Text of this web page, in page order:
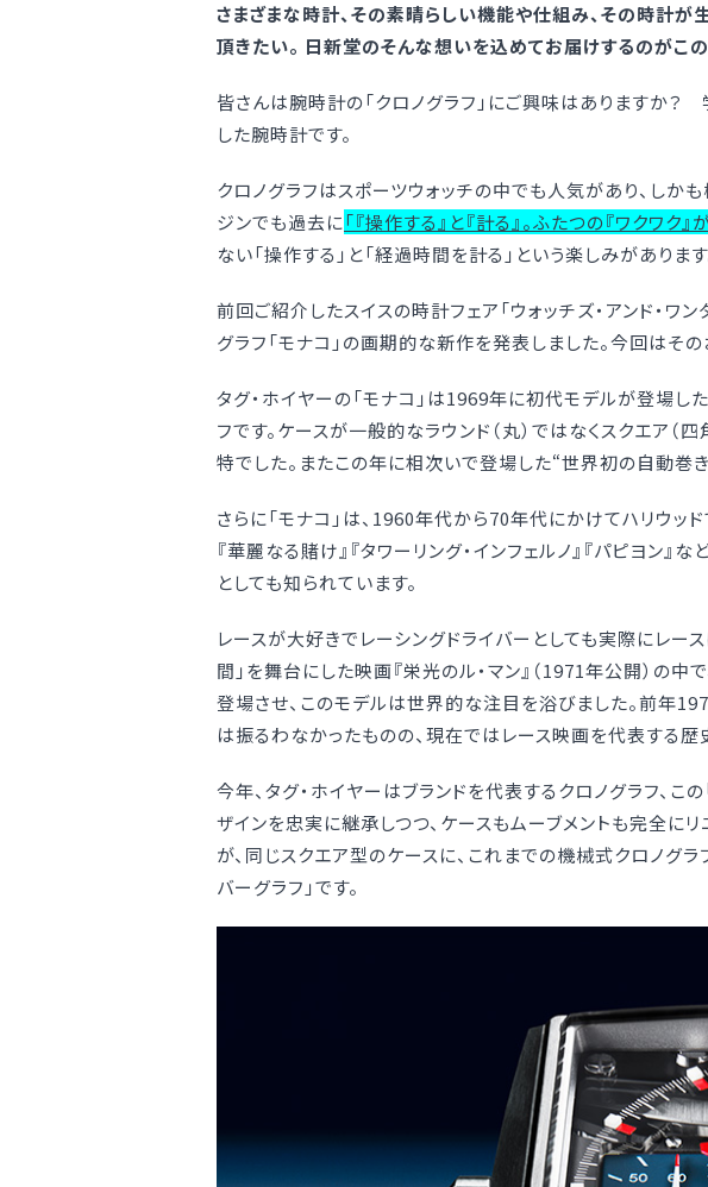
さまざまな時計、その素晴らしい機能や仕組み、その時計が
頂きたい。 日新堂のそんな想いを込めてお届けするのがこの
皆さんは腕時計の「クロノグラフ」にご興味はありますか
した腕時計です。
クロノグラフはスポーツウォッチの中でも人気があり、し
ジンでも過去に「『操作する』と『計る』。ふたつの『ワクワク』
ない「操作する」と「経過時間を計る」という楽しみがあります
前回ご紹介したスイスの時計フェア「ウォッチズ・アンド・
グラフ「モナコ」の画期的な新作を発表しました。今回はその
タグ・ホイヤーの「モナコ」は1969年に初代モデルが登場
フです。ケースが一般的なラウンド（丸）ではなくスクエア
特でした。またこの年に相次いで登場した“世界初の自動巻
さらに「モナコ」は、1960年代から70年代にかけてハリウッドで
『華麗なる賭け』『タワーリング・インフェルノ』『パピヨン
としても知られています。
レースが大好きでレーシングドライバーとしても実際にレー
間」を舞台にした映画『栄光のル・マン』（1971年公開）の
登場させ、このモデルは世界的な注目を浴びました。前年
は振るわなかったものの、現在ではレース映画を代表する歴
今年、タグ・ホイヤーはブランドを代表するクロノグラフ、
ザインを忠実に継承しつつ、ケースもムーブメントも完全に
が、同じスクエア型のケースに、これまでの機械式クロノグ
バーグラフ」です。